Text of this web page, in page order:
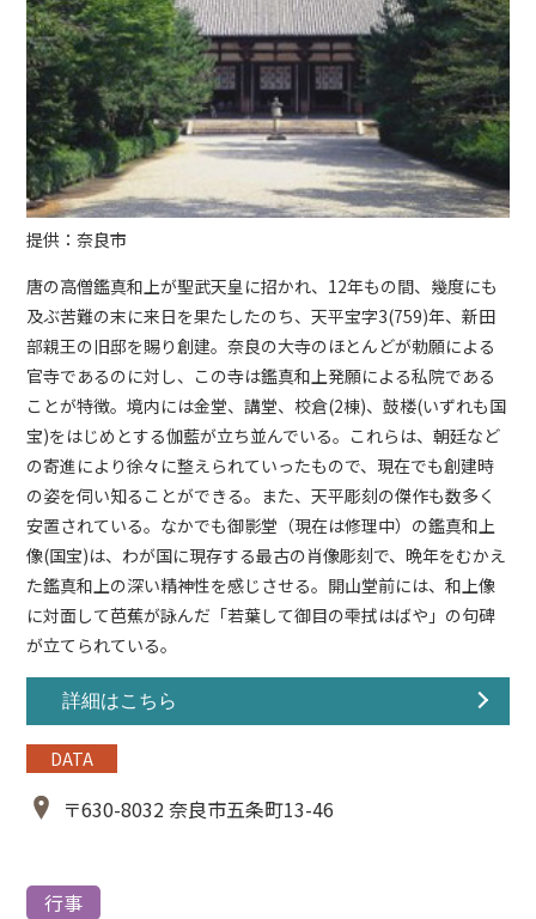
提供：奈良市
唐の高僧鑑真和上が聖武天皇に招かれ、12年もの間、幾度にも
及ぶ苦難の末に来日を果たしたのち、天平宝字3(759)年、新田
部親王の旧邸を賜り創建。奈良の大寺のほとんどが勅願による
官寺であるのに対し、この寺は鑑真和上発願による私院である
ことが特徴。境内には金堂、講堂、校倉(2棟)、鼓楼(いずれも国
宝)をはじめとする伽藍が立ち並んでいる。これらは、朝廷など
の寄進により徐々に整えられていったもので、現在でも創建時
の姿を伺い知ることができる。また、天平彫刻の傑作も数多く
安置されている。なかでも御影堂（現在は修理中）の鑑真和上
像(国宝)は、わが国に現存する最古の肖像彫刻で、晩年をむかえ
た鑑真和上の深い精神性を感じさせる。開山堂前には、和上像
に対面して芭蕉が詠んだ「若葉して御目の雫拭はばや」の句碑
が立てられている。
詳細はこちら
DATA
〒630-8032 奈良市五条町13-46
行事